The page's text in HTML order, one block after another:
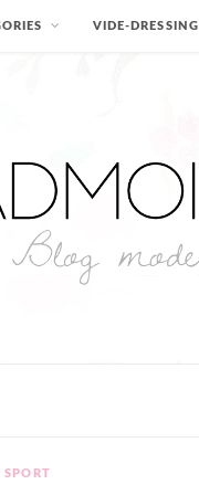
VIDE-DRESSING
SPORT